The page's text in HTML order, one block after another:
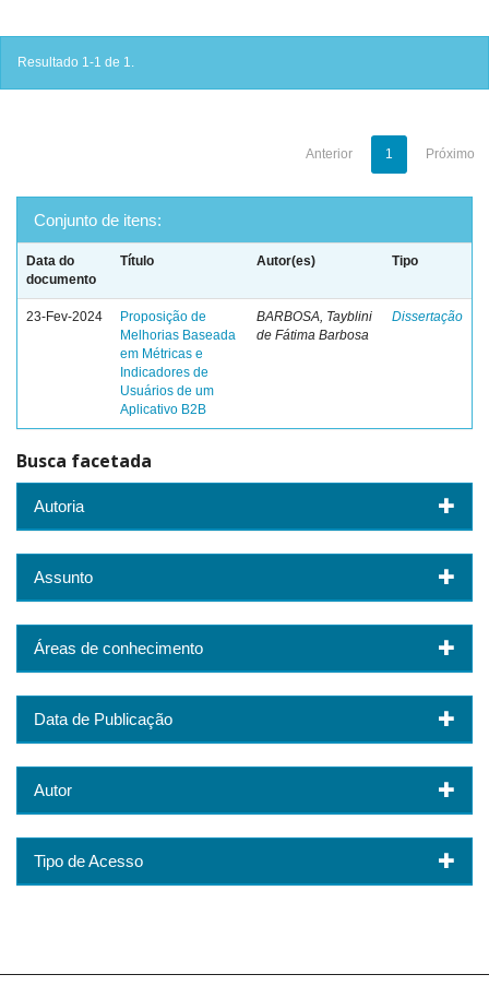
Resultado 1-1 de 1.
Anterior 1 Próximo
Conjunto de itens:
Data do
documento
Título Autor(es) Tipo
23-Fev-2024
Proposição de
Melhorias Baseada
em Métricas e
Indicadores de
Usuários de um
Aplicativo B2B
BARBOSA, Tayblini
de Fátima Barbosa
Dissertação
Busca facetada
Autoria
Assunto
Áreas de conhecimento
Data de Publicação
Autor
Tipo de Acesso